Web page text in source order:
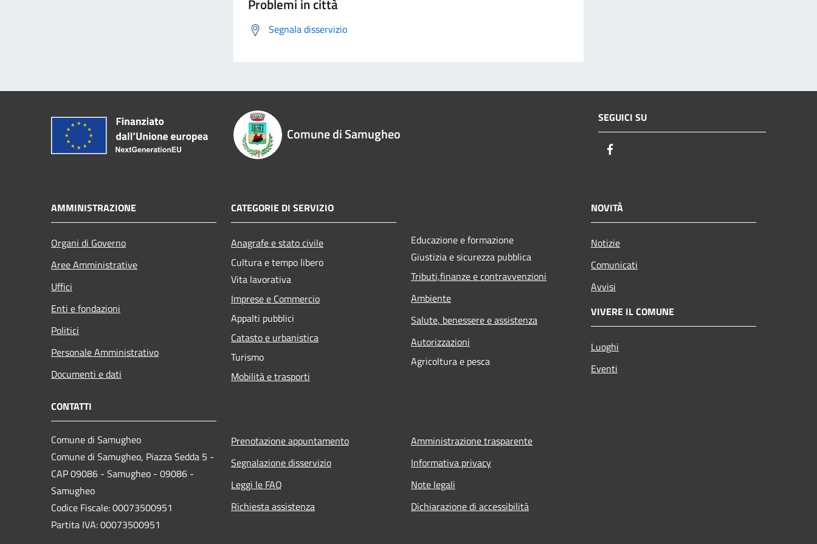
Problemi in città
Segnala disservizio
Comune di Samugheo
SEGUICI SU
AMMINISTRAZIONE
Organi di Governo
Aree Amministrative
Uffici
Enti e fondazioni
Politici
Personale Amministrativo
Documenti e dati
CATEGORIE DI SERVIZIO
Anagrafe e stato civile
Cultura e tempo libero
Vita lavorativa
Imprese e Commercio
Appalti pubblici
Catasto e urbanistica
Turismo
Mobilità e trasporti
Educazione e formazione
Giustizia e sicurezza pubblica
Tributi,finanze e contravvenzioni
Ambiente
Salute, benessere e assistenza
Autorizzazioni
Agricoltura e pesca
NOVITÀ
Notizie
Comunicati
Avvisi
VIVERE IL COMUNE
Luoghi
Eventi
CONTATTI
Comune di Samugheo
Comune di Samugheo, Piazza Sedda 5 -
CAP 09086 - Samugheo - 09086 -
Samugheo
Codice Fiscale: 00073500951
Partita IVA: 00073500951
Prenotazione appuntamento
Segnalazione disservizio
Leggi le FAQ
Richiesta assistenza
Amministrazione trasparente
Informativa privacy
Note legali
Dichiarazione di accessibilità